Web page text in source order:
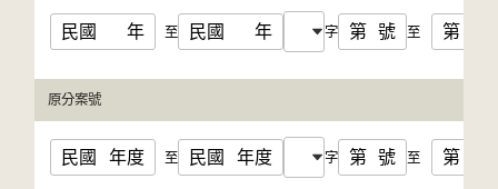
民國 年 至 民國 年 字 第 號 至 第
原分案號
民國 年度 至 民國 年度 字 第 號 至 第